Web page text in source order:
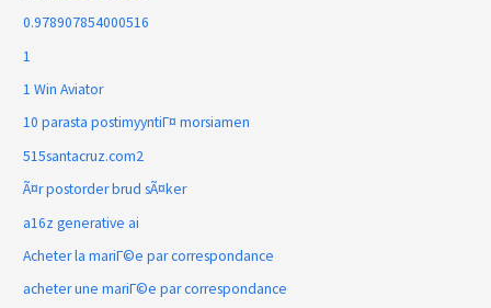
0.978907854000516
1
1 Win Aviator
10 parasta postimyyntiГ¤ morsiamen
515santacruz.com2
Ã¤r postorder brud sÃ¤ker
a16z generative ai
Acheter la mariГ©e par correspondance
acheter une mariГ©e par correspondance